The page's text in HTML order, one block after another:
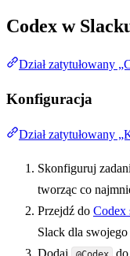
Codex w
Dział zatytułowany
Konfiguracja
Dział zatytułowany
Skonfiguruj
tworząc co
Przejdź do Codex
Slack dla swojego
Dodaj